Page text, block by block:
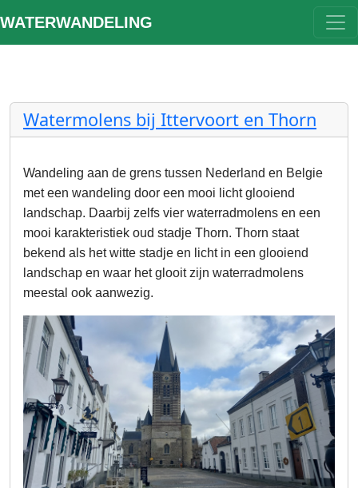
WATERWANDELING
Watermolens bij Ittervoort en Thorn
Wandeling aan de grens tussen Nederland en Belgie
met een wandeling door een mooi licht glooiend
landschap. Daarbij zelfs vier waterradmolens en een
mooi karakteristiek oud stadje Thorn. Thorn staat
bekend als het witte stadje en licht in een glooiend
landschap en waar het glooit zijn waterradmolens
meestal ook aanwezig.